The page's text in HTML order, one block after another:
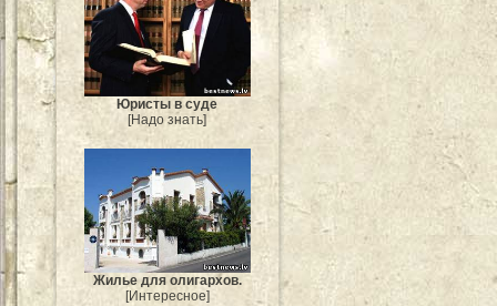
Юристы в суде
[Надо знать]
Жилье для олигархов.
[Интересное]